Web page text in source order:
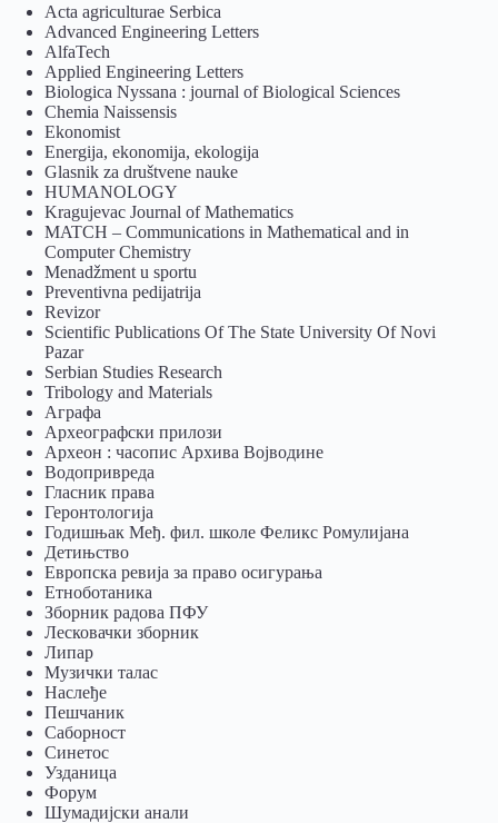
Acta agriculturae Serbica
Advanced Engineering Letters
AlfaTech
Applied Engineering Letters
Biologica Nyssana : journal of Biological Sciences
Chemia Naissensis
Ekonomist
Energija, ekonomija, ekologija
Glasnik za društvene nauke
HUMANOLOGY
Kragujevac Journal of Mathematics
MATCH – Communications in Mathematical and in
Computer Chemistry
Menadžment u sportu
Preventivna pedijatrija
Revizor
Scientific Publications Of The State University Of Novi
Pazar
Serbian Studies Research
Tribology and Materials
Аграфа
Археографски прилози
Археон : часопис Архива Војводине
Водопривреда
Гласник права
Геронтологија
Годишњак Међ. фил. школе Феликс Ромулијана
Детињство
Европска ревија за право осигурања
Eтноботаника
Зборник радова ПФУ
Лесковачки зборник
Липар
Музички талас
Наслеђе
Пешчаник
Саборност
Синетос
Узданица
Форум
Шумадијски анали